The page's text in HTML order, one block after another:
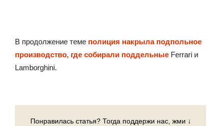
В продолжение теме полиция накрыла подпольное
производство, где собирали поддельные Ferrari и
Lamborghini.
Понравилась статья? Тогда поддержи нас, жми ↓